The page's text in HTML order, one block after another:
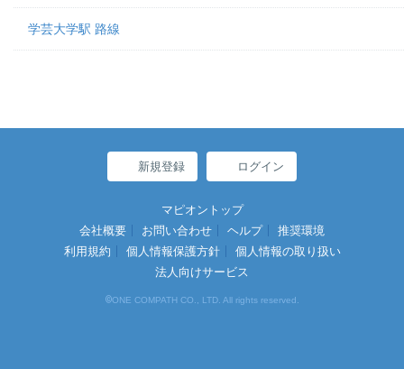
学芸大学駅 路線
新規登録 ログイン
マピオントップ
会社概要
お問い合わせ ヘルプ
推奨環境
利用規約
個人情報保護方針
個人情報の取り扱い
法人向けサービス
©ONE COMPATH CO., LTD. All rights reserved.